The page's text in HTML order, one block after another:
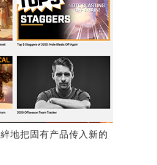
地把固有产品传入新的